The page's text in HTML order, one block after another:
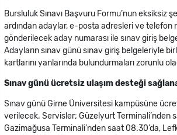
Bursluluk Sınavı Başvuru Formu’nun eksiksiz
ardından adaylar, e-posta adresleri ve telefon
gönderilecek aday numarası ile sınav giriş
Adayların sınav günü sınav giriş belgeleriyle
kartlarını yanlarında bulundurmaları zorunlu
Sınav günü ücretsiz ulaşım desteği
Sınav günü Girne Üniversitesi kampüsüne
verilecek. Servisler; Güzelyurt Terminali’nden
Gazimağusa Terminali’nden saat 08.30’da,